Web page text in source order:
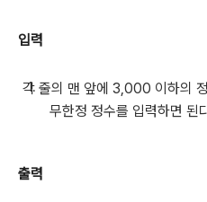
입력
각 줄의 맨 앞에 3,000 이하의
무한정 정수를 입력하면 된
출력